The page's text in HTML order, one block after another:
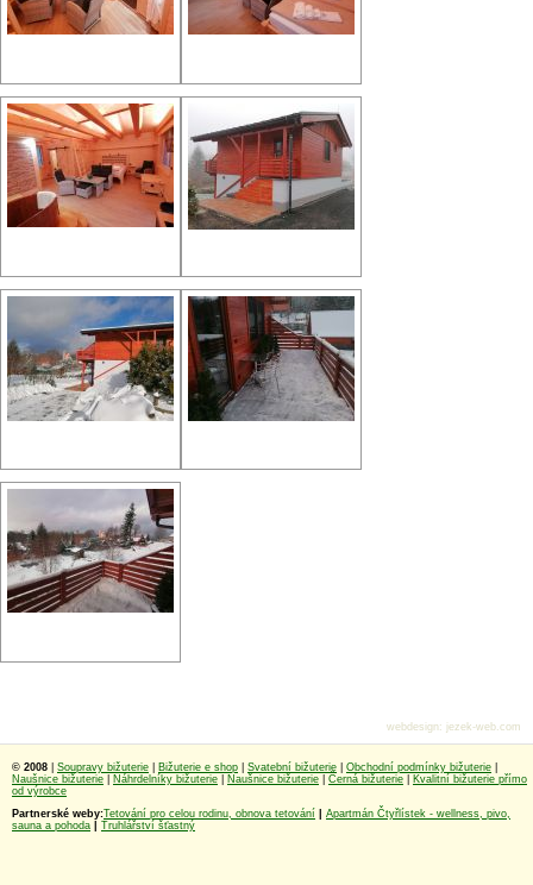
© 2008 Soupravy bižuterie Bižuterie e shop Svatební bižuterie Obchodní podmínky bižuterie
Naušnice bižuterie
Náhrdelníky bižuterie Naušnice bižuterie Černá bižuterie
Kvalitní bižuterie přímo
od výrobce
Partnerské weby:Tetování pro celou rodinu, obnova tetování
Apartmán Čtyřlístek - wellness, pivo,
sauna a pohoda
Truhlářství šťastný
webdesign: jezek-web.com